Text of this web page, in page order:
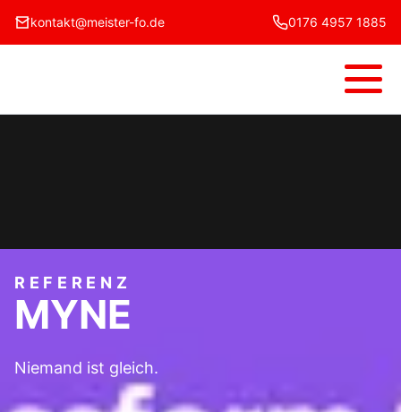
kontakt@meister-fo.de 0176 4957 1885
REFERENZ
MYNE
Niemand ist gleich.